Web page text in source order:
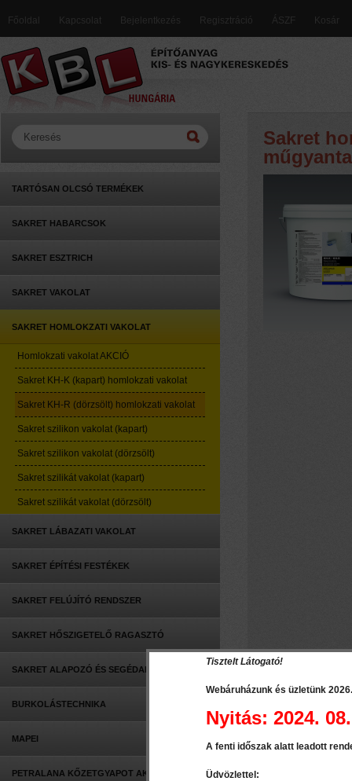
Főoldal Kapcsolat Bejelentkezés Regisztráció ÁSZF Kosár
TARTÓSAN OLCSÓ TERMÉKEK
SAKRET HABARCSOK
SAKRET ESZTRICH
SAKRET VAKOLAT
SAKRET HOMLOKZATI VAKOLAT
Homlokzati vakolat AKCIÓ
Sakret KH-K (kapart) homlokzati vakolat
Sakret KH-R (dörzsölt) homlokzati vakolat
Sakret szilikon vakolat (kapart)
Sakret szilikon vakolat (dörzsölt)
Sakret szilikát vakolat (kapart)
Sakret szilikát vakolat (dörzsölt)
SAKRET LÁBAZATI VAKOLAT
SAKRET ÉPÍTÉSI FESTÉKEK
SAKRET FELÚJÍTÓ RENDSZER
SAKRET HŐSZIGETELŐ RAGASZTÓ
SAKRET ALAPOZÓ ÉS SEGÉDANYAGOK
BURKOLÁSTECHNIKA
MAPEI
PETRALANA KŐZETGYAPOT AKCIÓ
Sakret
Leírás
Tisztelt Látogató!
Webáruházunk és üzletünk
Nyitás: 2024.
A fenti időszak alatt leadott
Üdvözlettel: